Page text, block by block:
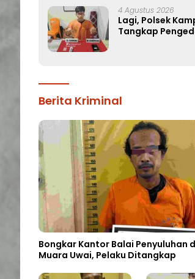
4 Agustus 2026
Lagi, Polsek
Tangkap
Berita Kriminal
Bongkar Kantor Balai Penyuluhan
Muara Uwai, Pelaku Ditangkap